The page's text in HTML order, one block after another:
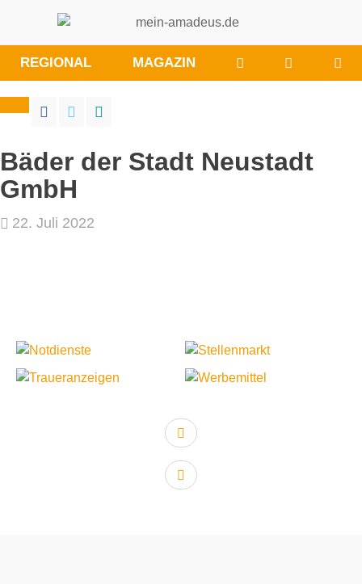
REGIONAL MAGAZIN WÜNSCHE/
SIE
Bäder der Stadt Neustadt
GmbH
22. Juli 2022
vorheriger Artikel:
nächster Artikel: